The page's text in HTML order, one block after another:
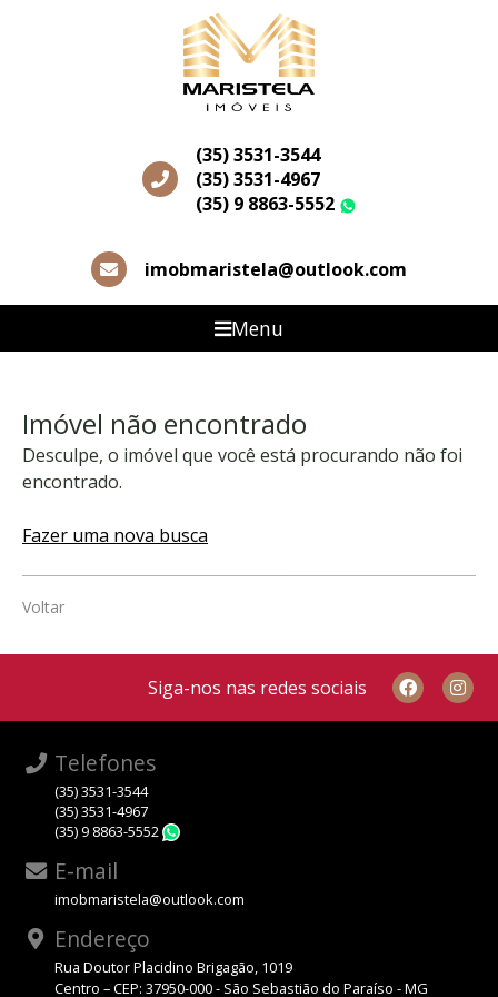
(35) 3531-3544
(35) 3531-4967
(35) 9 8863-5552
imobmaristela@outlook.com
Menu
Imóvel não encontrado
Desculpe, o imóvel que você está procurando não foi
encontrado.
Fazer uma nova busca
Voltar
Siga-nos nas redes sociais
Telefones
(35) 3531-3544
(35) 3531-4967
(35) 9 8863-5552
E-mail
imobmaristela@outlook.com
Endereço
Rua Doutor Placidino Brigagão, 1019
Centro – CEP: 37950-000 - São Sebastião do Paraíso - MG